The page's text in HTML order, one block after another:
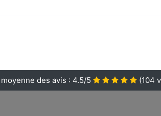
des avis : 4.5/5 (104